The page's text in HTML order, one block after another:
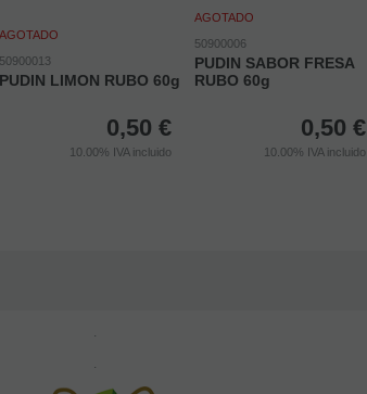
AGOTADO
50900013
PUDIN LIMON RUBO 60g
0,50 €
10.00% IVA incluido
AGOTADO
50900006
PUDIN SABOR FRESA
RUBO 60g
0,50 €
10.00% IVA incluido
.
.